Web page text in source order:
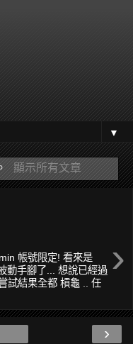
▼
顯示所有文章
›
帳號限定! 看來是
動手腳了... 想說已經過
試結果全都 槓龜 .. 任
›